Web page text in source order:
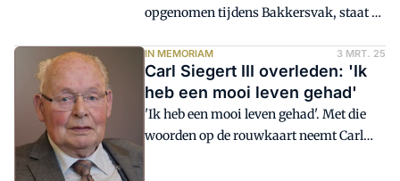
opgenomen tijdens Bakkersvak, staat de
richting vers brood dat snel
geconsumeerd moet worden? Of is lang
houdbaar brood de oplossing om
verspilling te verminderen? En welke
impact heeft dat op het imago van
IN MEMORIAM 3 MRT. 25
Carl Siegert III overleden: 'Ik
heb een mooi leven gehad'
'Ik heb een mooi leven gehad'. Met die
woorden op de rouwkaart neemt Carl